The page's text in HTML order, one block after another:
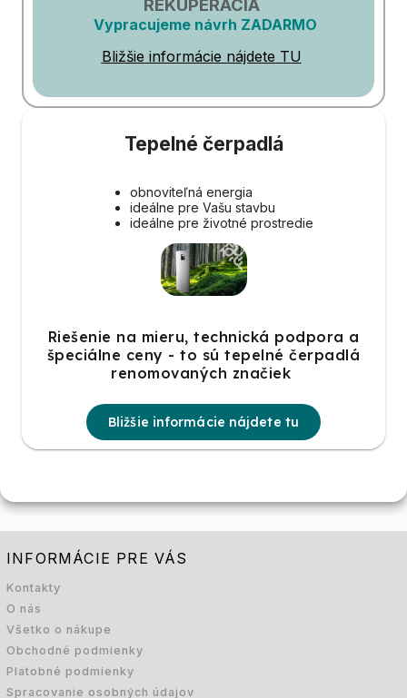
REKUPERÁCIA
Vypracujeme návrh ZADARMO
Bližšie informácie nájdete TU
Tepelné čerpadlá
obnoviteľná energia
ideálne pre Vašu stavbu
ideálne pre životné prostredie
Riešenie na mieru, technická podpora a
špeciálne ceny - to sú tepelné čerpadlá
renomovaných značiek
Bližšie informácie nájdete tu
INFORMÁCIE PRE VÁS
Kontakty
O nás
Všetko o nákupe
Obchodné podmienky
Platobné podmienky
Spracovanie osobných údajov